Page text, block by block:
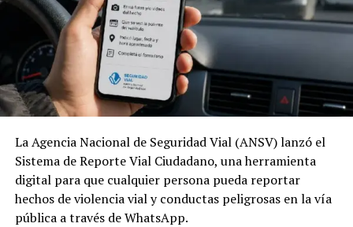
La Agencia Nacional de Seguridad Vial (ANSV) lanzó el
Sistema de Reporte Vial Ciudadano, una herramienta
digital para que cualquier persona pueda reportar
hechos de violencia vial y conductas peligrosas en la vía
pública a través de WhatsApp.